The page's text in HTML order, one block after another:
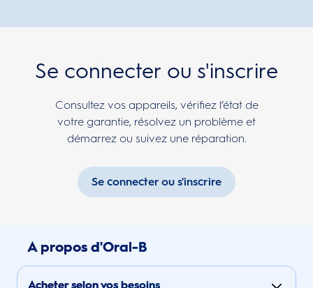
Se connecter ou s'inscrire
Consultez vos appareils, vérifiez l’état de
votre garantie, résolvez un problème et
démarrez ou suivez une réparation.
Se connecter ou s'inscrire
A propos d'Oral-B
Acheter selon vos besoins